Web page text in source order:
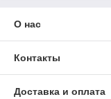
О нас
Контакты
Доставка и оплата